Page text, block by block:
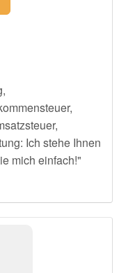
Ich stehe Ihnen
mich einfach!"